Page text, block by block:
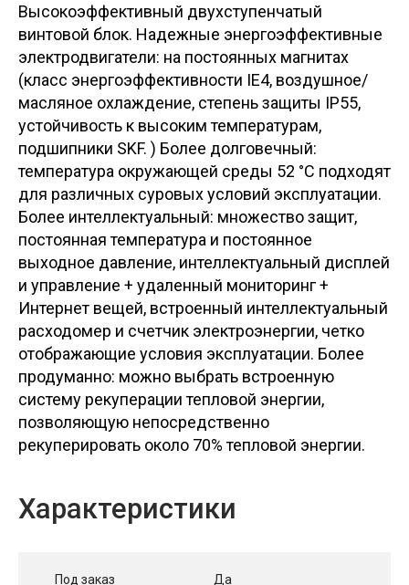
Высокоэффективный двухступенчатый
винтовой блок. Надежные энергоэффективные
электродвигатели: на постоянных магнитах
(класс энергоэффективности IE4, воздушное/
масляное охлаждение, степень защиты IP55,
устойчивость к высоким температурам,
подшипники SKF. ) Более долговечный:
температура окружающей среды 52 °C подходят
для различных суровых условий эксплуатации.
Более интеллектуальный: множество защит,
постоянная температура и постоянное
выходное давление, интеллектуальный дисплей
и управление + удаленный мониторинг +
Интернет вещей, встроенный интеллектуальный
расходомер и счетчик электроэнергии, четко
отображающие условия эксплуатации. Более
продуманно: можно выбрать встроенную
систему рекуперации тепловой энергии,
позволяющую непосредственно
рекуперировать около 70% тепловой энергии.
Характеристики
Под заказ Да